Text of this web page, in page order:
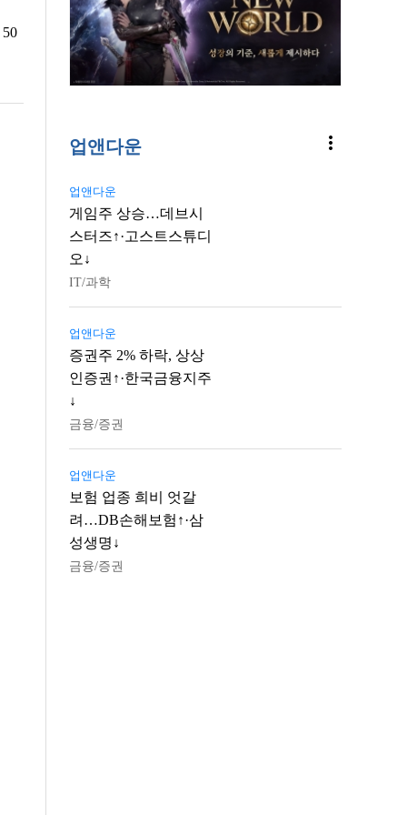
업앤다운 more_vert
업앤다운
게임주 상승…데브시
스터즈↑·고스트스튜디
오↓
IT/과학
업앤다운
증권주 2% 하락, 상상
인증권↑·한국금융지주
↓
금융/증권
업앤다운
보험 업종 희비 엇갈
려…DB손해보험↑·삼
성생명↓
금융/증권